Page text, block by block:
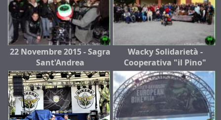
22 Novembre 2015 - Sagra
Sant'Andrea
Wacky Solidarietà -
Cooperativa "il Pino"